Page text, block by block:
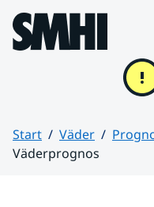
Hoppa till sidans innehåll
Start Väder
Väderprognos